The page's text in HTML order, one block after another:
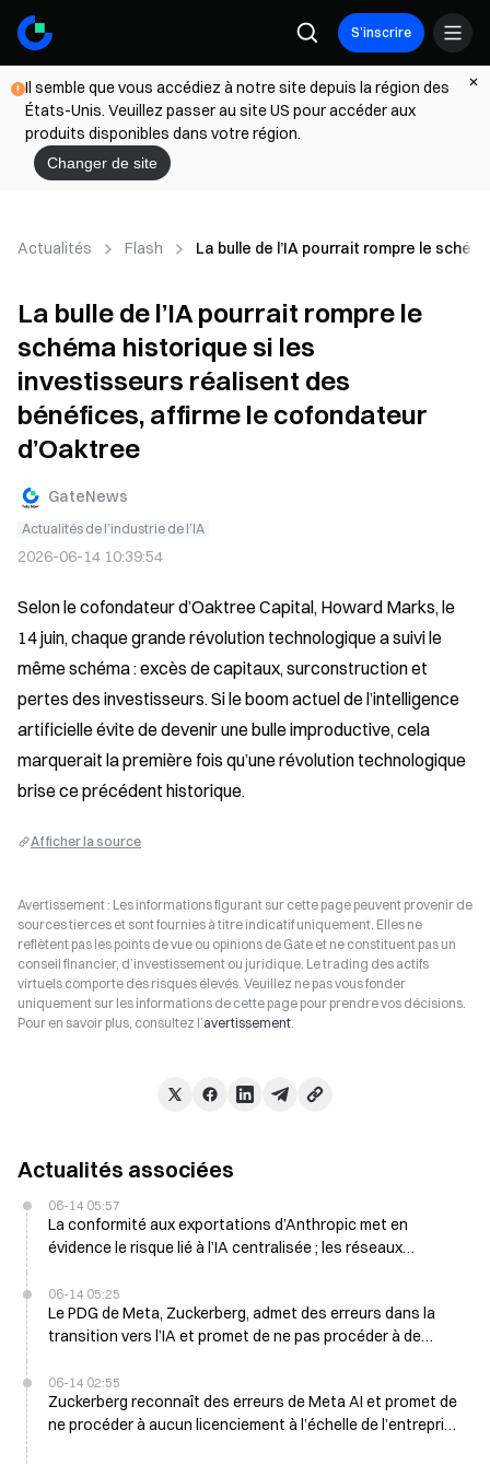
S’inscrire
Il semble que vous accédiez à notre site depuis la région des
États-Unis. Veuillez passer au site US pour accéder aux
produits disponibles dans votre région.
Changer de site
Actualités Flash La bulle de l’IA pourrait rompre le
La bulle de l’IA pourrait rompre le
schéma historique si les
investisseurs réalisent des
bénéfices, affirme le cofondateur
d’Oaktree
GateNews
Actualités de l’industrie de l’IA
2026-06-14 10:39:54
Selon le cofondateur d’Oaktree Capital, Howard Marks, le
14 juin, chaque grande révolution technologique a suivi le
même schéma : excès de capitaux, surconstruction et
pertes des investisseurs. Si le boom actuel de l’intelligence
artificielle évite de devenir une bulle improductive, cela
marquerait la première fois qu’une révolution technologique
brise ce précédent historique.
Afficher la source
Avertissement : Les informations figurant sur cette page peuvent provenir de
sources tierces et sont fournies à titre indicatif uniquement. Elles ne
reflètent pas les points de vue ou opinions de Gate et ne constituent pas un
conseil financier, d’investissement ou juridique. Le trading des actifs
virtuels comporte des risques élevés. Veuillez ne pas vous fonder
uniquement sur les informations de cette page pour prendre vos décisions.
Pour en savoir plus, consultez l’avertissement.
Actualités associées
06-14 05:57
La conformité aux exportations d’Anthropic met en
évidence le risque lié à l’IA centralisée ; les réseaux
06-14 05:25
Le PDG de Meta, Zuckerberg, admet des erreurs dans la
transition vers l’IA et promet de ne pas procéder à de
06-14 02:55
Zuckerberg reconnaît des erreurs de Meta AI et promet de
ne procéder à aucun licenciement à l’échelle de l’entreprise